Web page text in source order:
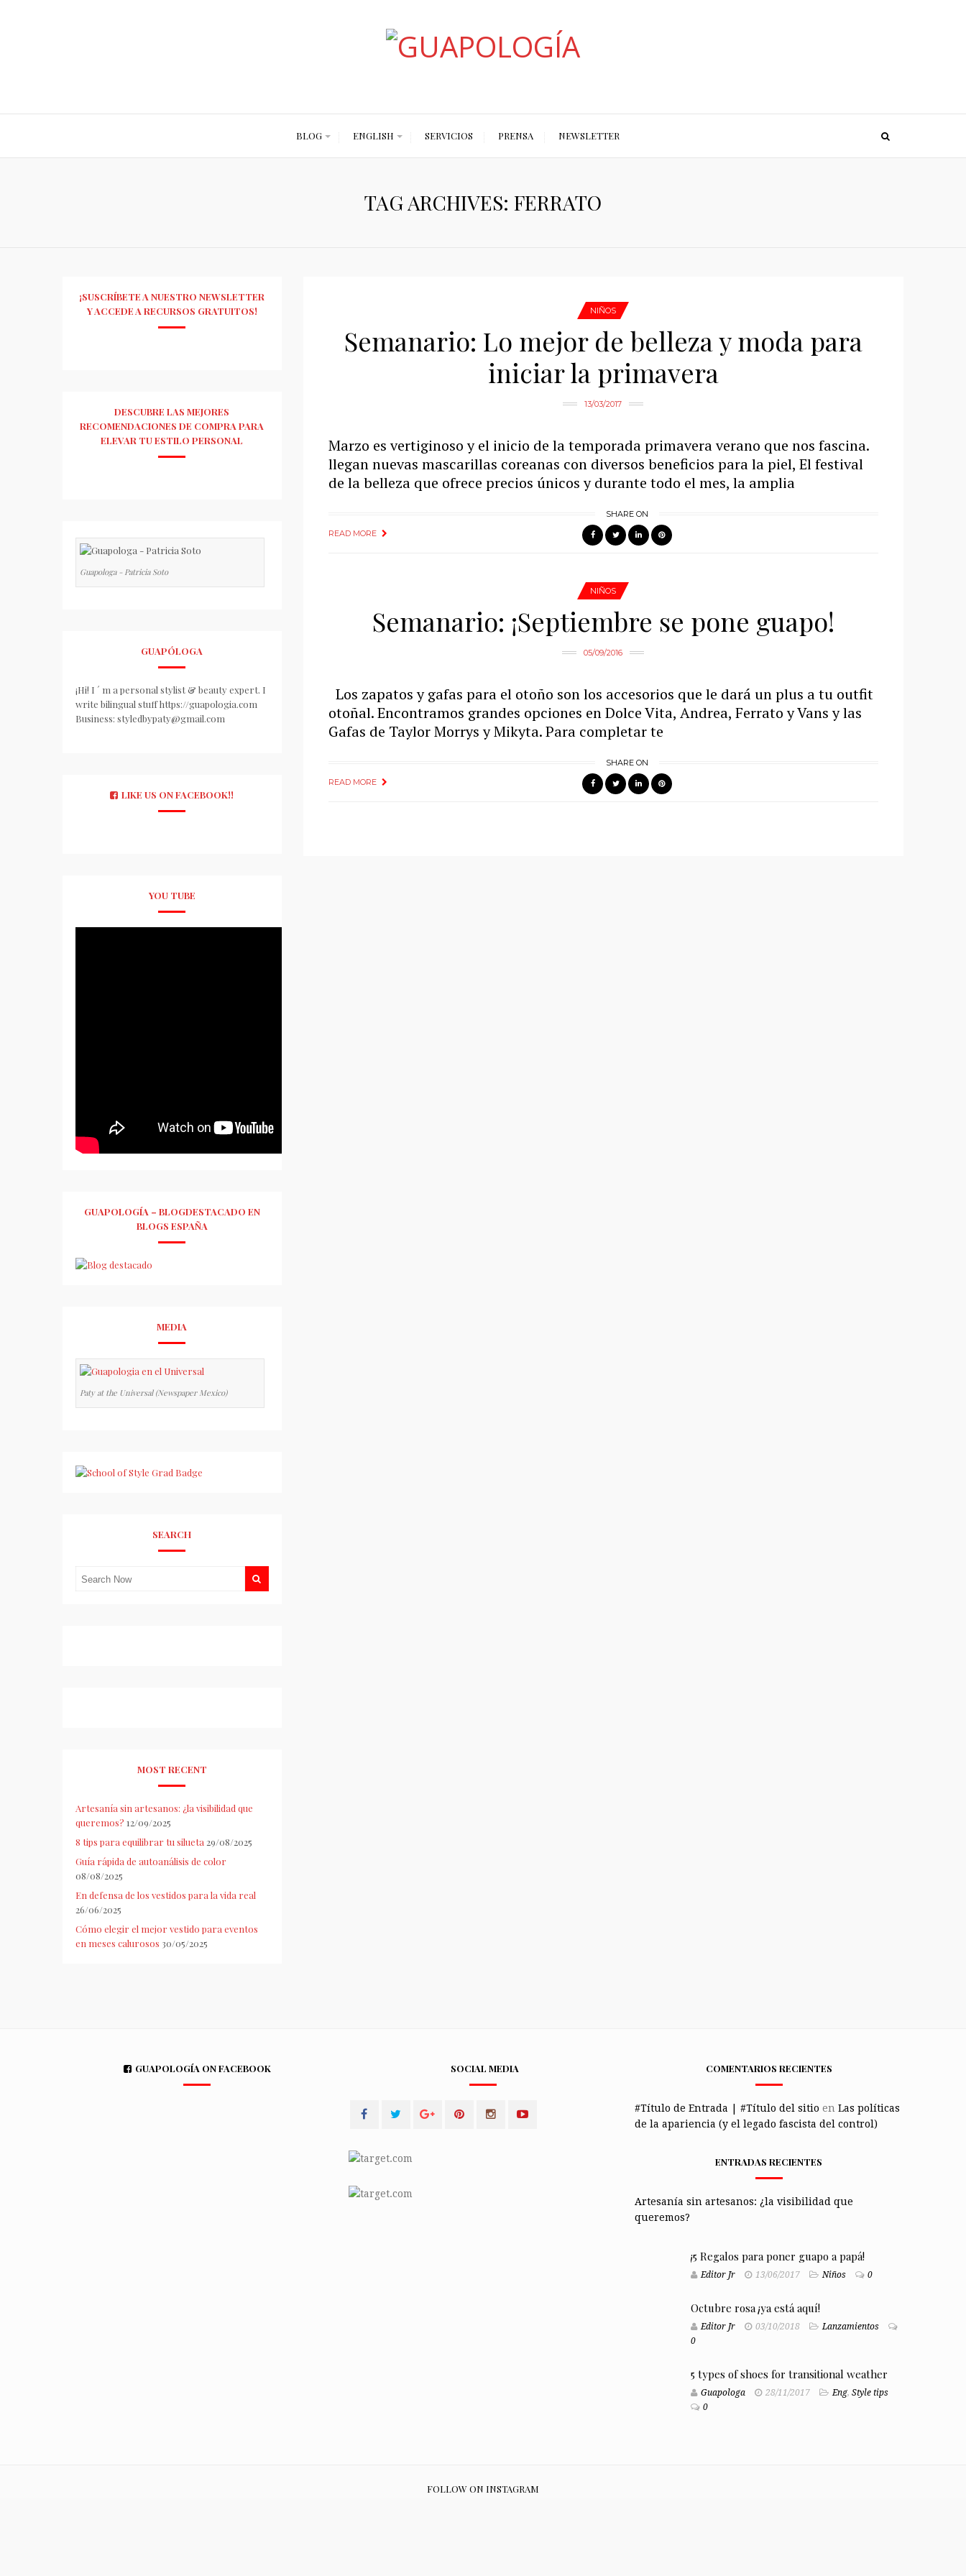
BLOG ENGLISH SERVICIOS PRENSA NEWSLETTER
TAG ARCHIVES: FERRATO
NIÑOS
Semanario: Lo mejor de belleza y moda para
iniciar la primavera
13/03/2017
Marzo es vertiginoso y el inicio de la temporada primavera verano que nos fascina.
llegan nuevas mascarillas coreanas con diversos beneficios para la piel, El festival
de la belleza que ofrece precios únicos y durante todo el mes, la amplia
READ MORE
SHARE ON
NIÑOS
Semanario: ¡Septiembre se pone guapo!
05/09/2016
Los zapatos y gafas para el otoño son los accesorios que le dará un plus a tu outfit
otoñal. Encontramos grandes opciones en Dolce Vita, Andrea, Ferrato y Vans y las
Gafas de Taylor Morrys y Mikyta. Para completar te
READ MORE
SHARE ON
¡SUSCRÍBETE A NUESTRO NEWSLETTER
Y ACCEDE A RECURSOS GRATUITOS!
DESCUBRE LAS MEJORES
RECOMENDACIONES DE COMPRA PARA
ELEVAR TU ESTILO PERSONAL
Guapologa - Patricia Soto
GUAPÓLOGA
¡Hi! I ´ m a personal stylist & beauty expert. I
write bilingual stuff https://guapologia.com
Business: styledbypaty@gmail.com
LIKE US ON FACEBOOK!!
YOU TUBE
GUAPOLOGÍA – BLOGDESTACADO EN
BLOGS ESPAÑA
MEDIA
Paty at the Universal (Newspaper Mexico)
SEARCH
MOST RECENT
Artesanía sin artesanos: ¿la visibilidad que
queremos? 12/09/2025
8 tips para equilibrar tu silueta 29/08/2025
Guía rápida de autoanálisis de color
08/08/2025
En defensa de los vestidos para la vida real
26/06/2025
Cómo elegir el mejor vestido para eventos
en meses calurosos 30/05/2025
GUAPOLOGÍA ON FACEBOOK SOCIAL MEDIA COMENTARIOS RECIENTES
#Título de Entrada | #Título del sitio en Las políticas
de la apariencia (y el legado fascista del control)
ENTRADAS RECIENTES
Artesanía sin artesanos: ¿la visibilidad que
queremos?
¡5 Regalos para poner guapo a papá!
Editor Jr 13/06/2017 Niños 0
Octubre rosa ¡ya está aquí!
Editor Jr 03/10/2018
Lanzamientos
0
5 types of shoes for transitional weather
Guapologa 28/11/2017 Eng, Style tips
0
FOLLOW ON INSTAGRAM